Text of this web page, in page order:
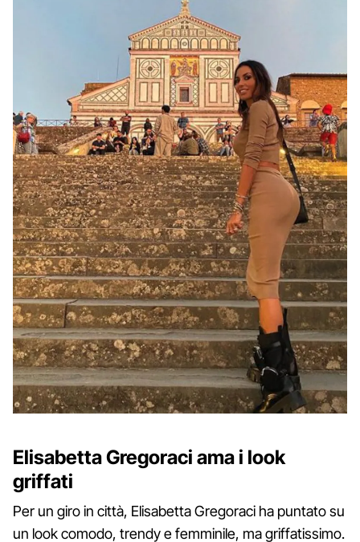
Elisabetta Gregoraci ama i look
griffati
Per un giro in città, Elisabetta Gregoraci ha puntato su
un look comodo, trendy e femminile, ma griffatissimo.